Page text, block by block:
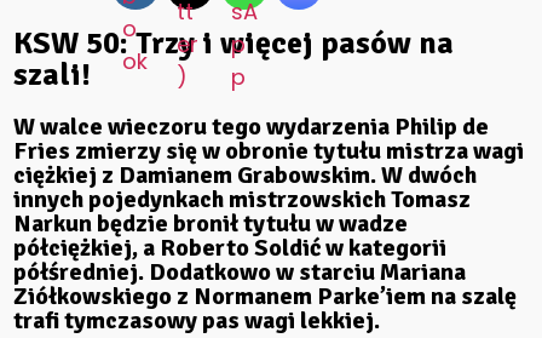
KSW 50: Trzy i więcej pasów na
szali!
W walce wieczoru tego wydarzenia Philip de
Fries zmierzy się w obronie tytułu mistrza wagi
ciężkiej z Damianem Grabowskim. W dwóch
innych pojedynkach mistrzowskich Tomasz
Narkun będzie bronił tytułu w wadze
półciężkiej, a Roberto Soldić w kategorii
półśredniej. Dodatkowo w starciu Mariana
Ziółkowskiego z Normanem Parke’iem na szalę
trafi tymczasowy pas wagi lekkiej.